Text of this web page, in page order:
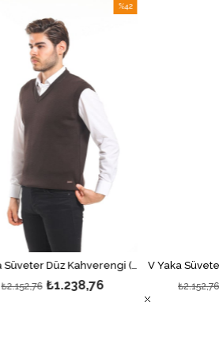
V Yaka Süveter Düz Kahverengi (2803)
₺1.238,76
%42İndirim
V Yaka Süveter Düz